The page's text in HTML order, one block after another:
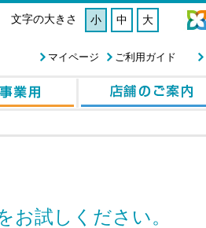
文字の大きさ 小 中 大
ご利用ガイド
マイページ
お試しください。